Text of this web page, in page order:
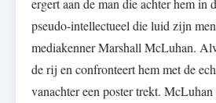
ergert aan de man die achter hem in
pseudo-intellectueel die luid zijn
mediakenner Marshall McLuhan.
de rij en confronteert hem met de
vanachter een poster trekt. McLuhan